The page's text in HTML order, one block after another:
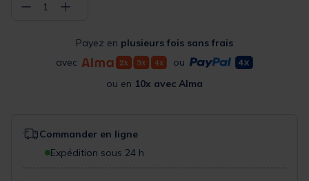
− 1 +
Payez en plusieurs fois sans frais
avec
ou
ou en 10x avec Alma
Commander en ligne
Expédition sous 24 h